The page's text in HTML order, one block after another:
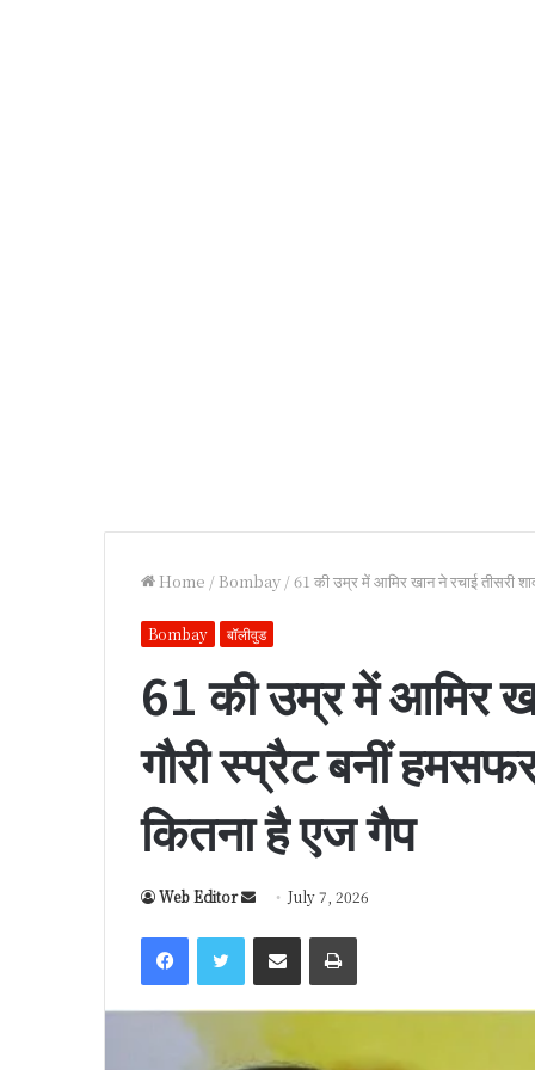
Home / Bombay /61 की उम्र में आमिर खान ने रचाई तीसरी
Bombay बॉलीवुड
61 की उम्र में आमिर
गौरी स्प्रैट बनीं
कितना है एज गैप
Web Editor
d
a
July 7, 2026
Facebook